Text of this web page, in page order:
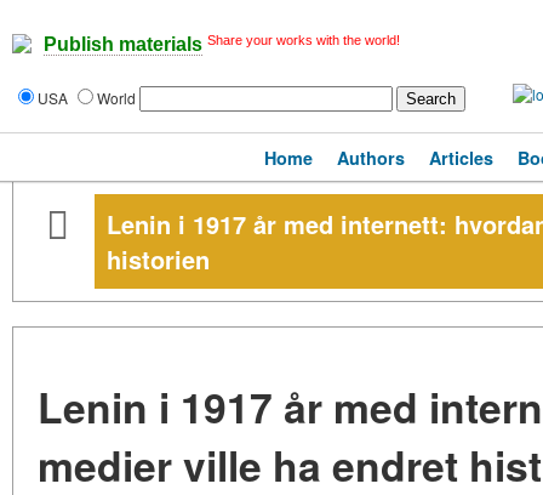
Publish materials Share your works with the world!
USA World
Home Authors Articles
Lenin i 1917 år med internett:
historien
Lenin i 1917 år med
medier ville ha endret